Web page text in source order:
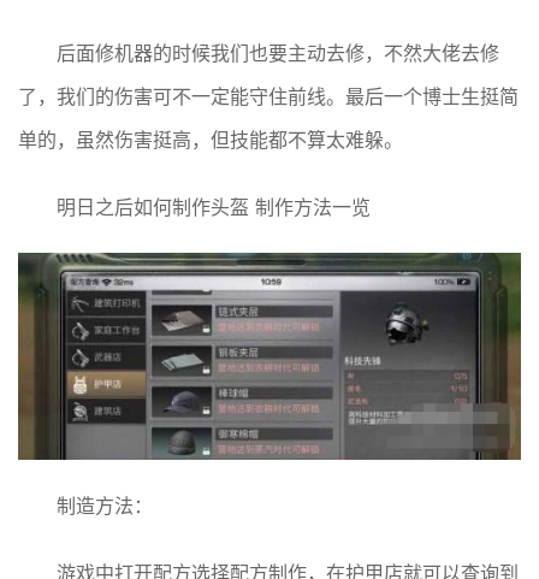
后面修机器的时候我们也要主动去修，不然大佬去修
了，我们的伤害可不一定能守住前线。最后一个博士生挺简
单的，虽然伤害挺高，但技能都不算太难躲。
明日之后如何制作头盔 制作方法一览
制造方法：
游戏中打开配方选择配方制作，在护甲店就可以查询到